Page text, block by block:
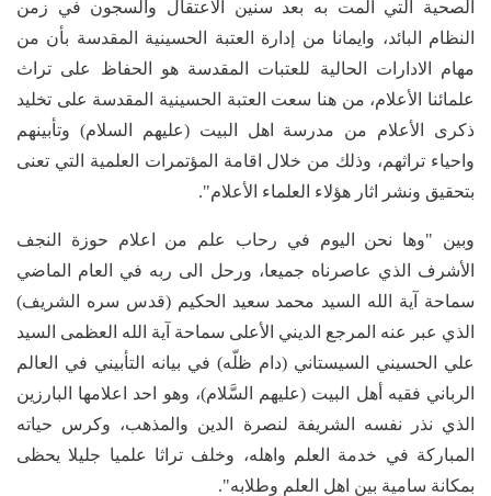
الصحية التي المت به بعد سنين الاعتقال والسجون في زمن
النظام البائد، وايمانا من إدارة العتبة الحسينية المقدسة بأن من
مهام الادارات الحالية للعتبات المقدسة هو الحفاظ على تراث
علمائنا الأعلام، من هنا سعت العتبة الحسينية المقدسة على تخليد
ذكرى الأعلام من مدرسة اهل البيت (عليهم السلام) وتأبينهم
واحياء تراثهم، وذلك من خلال اقامة المؤتمرات العلمية التي تعنى
بتحقيق ونشر اثار هؤلاء العلماء الأعلام".
وبين "وها نحن اليوم في رحاب علم من اعلام حوزة النجف
الأشرف الذي عاصرناه جميعا، ورحل الى ربه في العام الماضي
سماحة آية الله السيد محمد سعيد الحكيم (قدس سره الشريف)
الذي عبر عنه المرجع الديني الأعلى سماحة آية الله العظمى السيد
علي الحسيني السيستاني (دام ظلّه) في بيانه التأبيني في العالم
الرباني فقيه أهل البيت (عليهم السَّلام)، وهو احد اعلامها البارزين
الذي نذر نفسه الشريفة لنصرة الدين والمذهب، وكرس حياته
المباركة في خدمة العلم واهله، وخلف تراثا علميا جليلا يحظى
بمكانة سامية بين اهل العلم وطلابه".